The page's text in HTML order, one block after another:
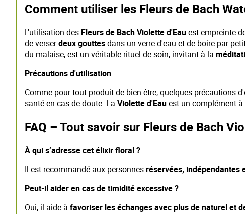
Comment utiliser les Fleurs de Bach
L'utilisation des Fleurs de Bach Violette d'Eauest empreinte
de verserdeux gouttesdans un verre d'eau et de boire par
du malaise, est un véritable rituel de soin, invitant à la
Précautions d'utilisation
Comme pour tout produit de bien-être, quelques précautions
santé en cas de doute. La Violette d'Eauest un complément
FAQ – Tout savoir sur Fleurs de Bach
À qui s’adresse cet élixir floral ?
Il est recommandé aux personnesréservées, indépendantes
Peut-il aider en cas de timidité excessive ?
Oui, il aide à favoriser les échanges avec plus de naturel et